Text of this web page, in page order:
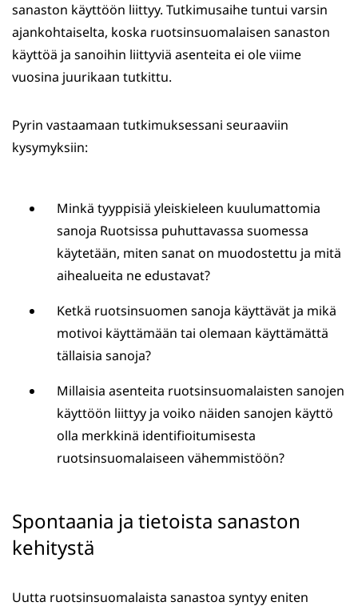
sanaston käyttöön liittyy. Tutkimusaihe tuntui varsin
ajankohtaiselta, koska ruotsinsuomalaisen sanaston
käyttöä ja sanoihin liittyviä asenteita ei ole viime
vuosina juurikaan tutkittu.
Pyrin vastaamaan tutkimuksessani seuraaviin
kysymyksiin:
Minkä tyyppisiä yleiskieleen kuulumattomia
sanoja Ruotsissa puhuttavassa suomessa
käytetään, miten sanat on muodostettu ja mitä
aihealueita ne edustavat?
Ketkä ruotsinsuomen sanoja käyttävät ja mikä
motivoi käyttämään tai olemaan käyttämättä
tällaisia sanoja?
Millaisia asenteita ruotsinsuomalaisten sanojen
käyttöön liittyy ja voiko näiden sanojen käyttö
olla merkkinä identifioitumisesta
ruotsinsuomalaiseen vähemmistöön?
Spontaania ja tietoista sanaston
kehitystä
Uutta ruotsinsuomalaista sanastoa syntyy eniten